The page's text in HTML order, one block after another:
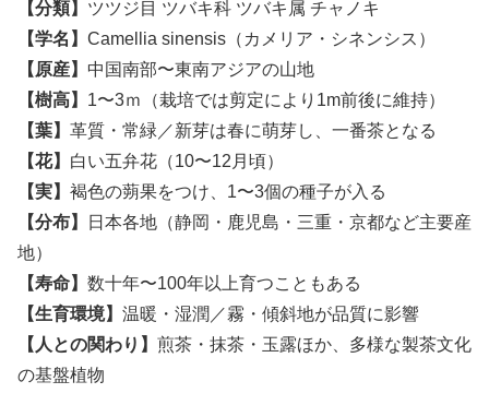
【分類】 ツツジ目 ツバキ科 ツバキ属 チャノキ
【学名】 Camellia sinensis（カメリア・シネンシス）
【原産】 中国南部〜東南アジアの山地
【樹高】 1〜3ｍ（栽培では剪定により1m前後に維持）
【葉】 革質・常緑／新芽は春に萌芽し、一番茶となる
【花】 白い五弁花（10〜12月頃）
【実】 褐色の蒴果をつけ、1〜3個の種子が入る
【分布】
日本各地（静岡・鹿児島・三重・京都など主要産
地）
【寿命】 数十年〜100年以上育つこともある
【生育環境】 温暖・湿潤／霧・傾斜地が品質に影響
【人との関わり】 煎茶・抹茶・玉露ほか、多様な製茶文化
の基盤植物